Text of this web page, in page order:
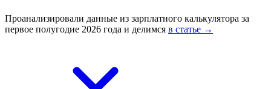
Проанализировали данные из зарплатного калькулятора за
первое полугодие 2026 года и делимся в статье →